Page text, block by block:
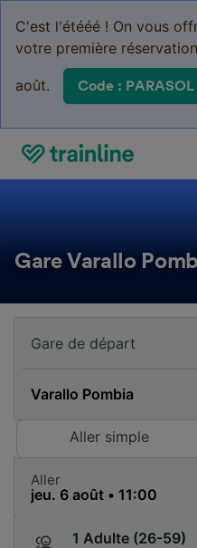
C'est l'étééé ! On vous
votre première
août. Code : PARASOL
Gare Varallo
Aller simple
Aller
1 Adulte (26-59)